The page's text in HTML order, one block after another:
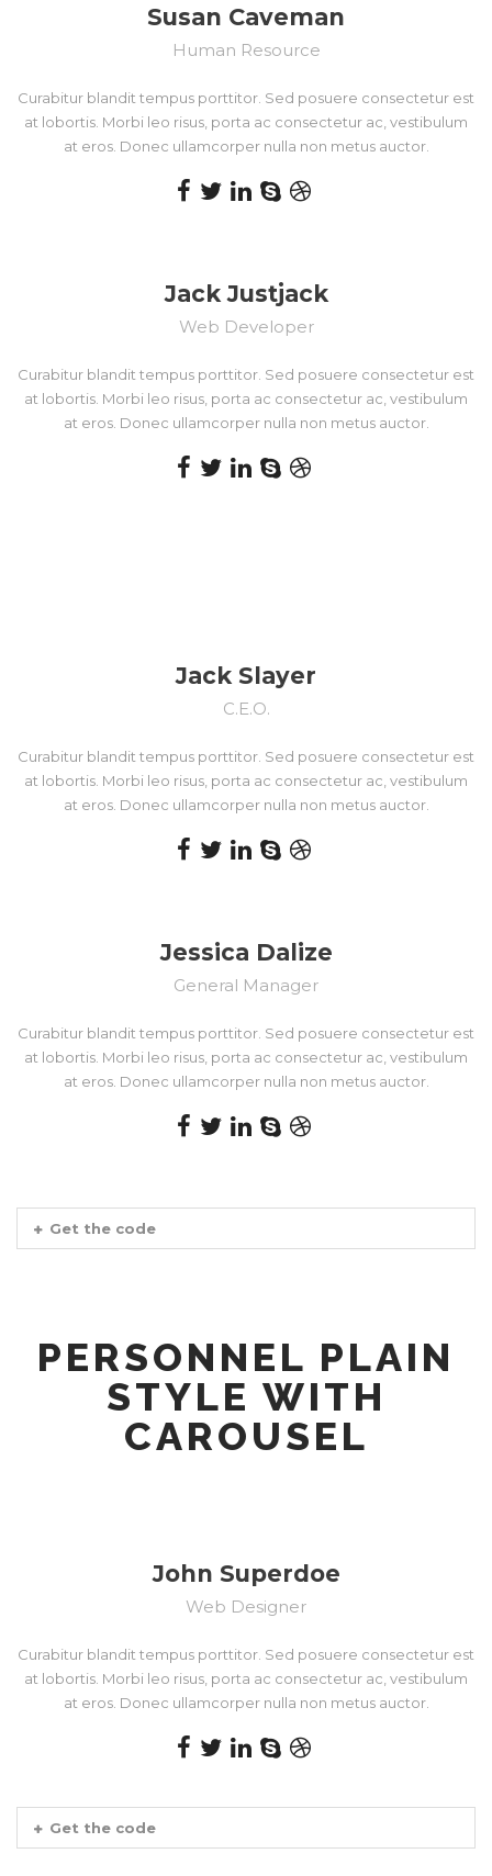
Susan Caveman
Human Resource
Curabitur blandit tempus porttitor. Sed posuere consectetur est
at lobortis. Morbi leo risus, porta ac consectetur ac, vestibulum
at eros. Donec ullamcorper nulla non metus auctor.
Jack Justjack
Web Developer
Curabitur blandit tempus porttitor. Sed posuere consectetur est
at lobortis. Morbi leo risus, porta ac consectetur ac, vestibulum
at eros. Donec ullamcorper nulla non metus auctor.
Jack Slayer
C.E.O.
Curabitur blandit tempus porttitor. Sed posuere consectetur est
at lobortis. Morbi leo risus, porta ac consectetur ac, vestibulum
at eros. Donec ullamcorper nulla non metus auctor.
Jessica Dalize
General Manager
Curabitur blandit tempus porttitor. Sed posuere consectetur est
at lobortis. Morbi leo risus, porta ac consectetur ac, vestibulum
at eros. Donec ullamcorper nulla non metus auctor.
Get the code
PERSONNEL PLAIN
STYLE WITH
CAROUSEL
John Superdoe
Web Designer
Curabitur blandit tempus porttitor. Sed posuere consectetur est
at lobortis. Morbi leo risus, porta ac consectetur ac, vestibulum
at eros. Donec ullamcorper nulla non metus auctor.
Get the code